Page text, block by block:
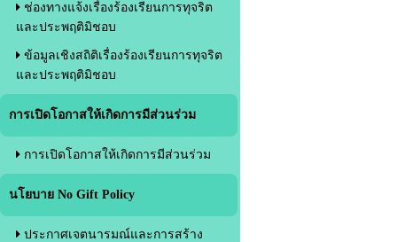
ช่องทางแจ้งเรื่องร้องเรียนการทุจริต
และประพฤติมิชอบ
ข้อมูลเชิงสถิติเรื่องร้องเรียนการทุจริต
และประพฤติมิชอบ
การเปิดโอกาสให้เกิดการมีส่วนร่วม
การเปิดโอกาสให้เกิดการมีส่วนร่วม
นโยบาย No Gift Policy
ประกาศเจตนารมณ์และการสร้าง